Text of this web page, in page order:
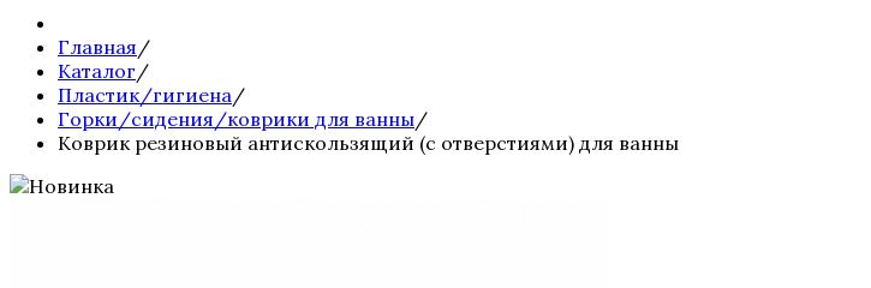
Главная /
Каталог /
Пластик/гигиена /
Горки/сидения/коврики для ванны/
Коврик резиновый антискользящий (с отверстиями) для ванны